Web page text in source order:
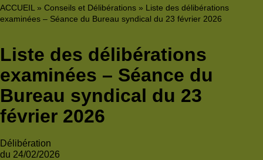
ACCUEIL» Conseils et Délibérations » Liste des délibérations
examinées – Séance du Bureau syndical du 23 février 2026
Liste des délibérations
examinées – Séance du
Bureau syndical du 23
février 2026
Délibération
du 24/02/2026